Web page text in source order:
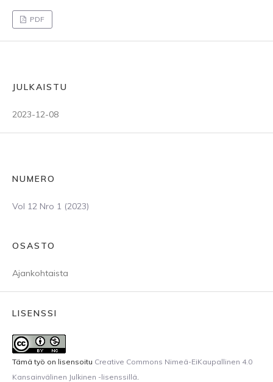
PDF
JULKAISTU
2023-12-08
NUMERO
Vol 12 Nro 1 (2023)
OSASTO
Ajankohtaista
LISENSSI
Tämä työ on lisensoitu Creative Commons Nimeä-EiKaupallinen 4.0
Kansainvälinen Julkinen -lisenssillä.